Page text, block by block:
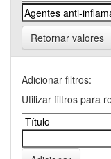
Retornar valores
Adicionar filtros:
Utilizar filtros para